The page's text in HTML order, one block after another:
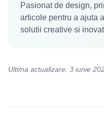
Pasionat de design,
articole pentru a ajuta
solutii creative si
Ultima actualizare: 3 iunie